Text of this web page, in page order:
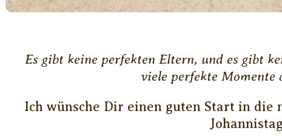
Es gibt keine perfekten Eltern, und es gibt
viele perfekte Momente
Ich wünsche Dir einen guten Start in die